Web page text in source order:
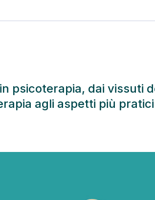
psicoterapia, dai vissuti
agli aspetti più